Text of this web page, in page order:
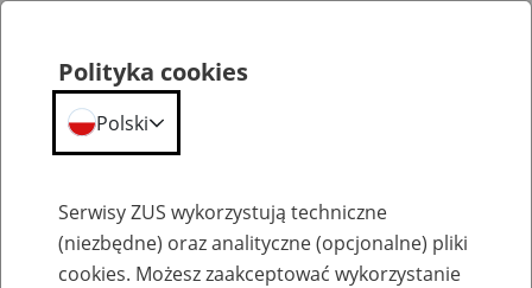
Szkolenia
Polityka cookies
Polski
Serwisy ZUS wykorzystują techniczne
(niezbędne) oraz analityczne (opcjonalne) pliki
cookies. Możesz zaakceptować wykorzystanie